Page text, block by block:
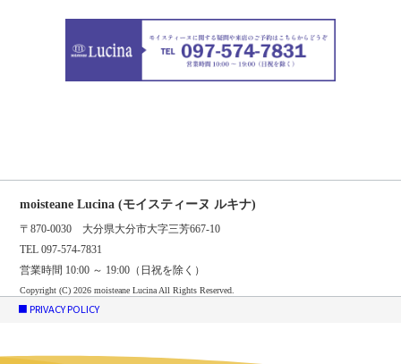
moisteane Lucina (モイスティーヌ ルキナ)
〒870-0030 大分県大分市大字三芳667-10
TEL 097-574-7831
営業時間 10:00 ～ 19:00（日祝を除く）
Copyright (C)2026 moisteane Lucina All Rights Reserved.
■ PRIVACY POLICY